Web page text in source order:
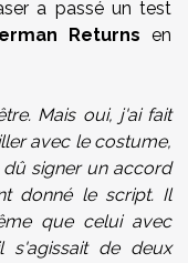
a passé un test
Returns en
Mais oui, j'ai fait
avec le costume,
signer un accord
donné le script. Il
que celui avec
s'agissait de deux